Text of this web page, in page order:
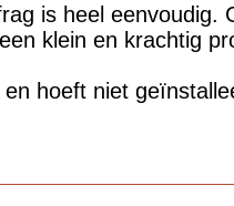
is heel eenvoudig.
klein en krachtig
hoeft niet